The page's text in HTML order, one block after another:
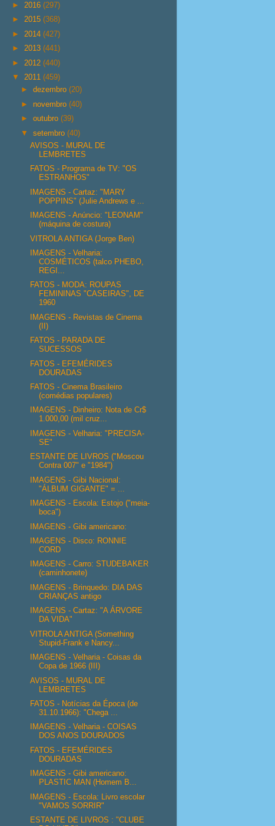
► 2016 (297)
► 2015 (368)
► 2014 (427)
► 2013 (441)
► 2012 (440)
▼ 2011 (459)
►dezembro(20)
► novembro(40)
►outubro(39)
▼setembro(40)
AVISOS - MURAL DE
LEMBRETES
FATOS - Programa de TV: "OS
ESTRANHOS"
IMAGENS - Cartaz: "MARY
POPPINS" (Julie Andrews e ...
IMAGENS - Anúncio: "LEONAM"
(máquina de costura)
VITROLA ANTIGA (Jorge Ben)
IMAGENS - Velharia:
COSMÉTICOS (talco PHEBO,
REGI...
FATOS - MODA: ROUPAS
FEMININAS "CASEIRAS", DE
1960
IMAGENS - Revistas de Cinema
(II)
FATOS - PARADA DE
SUCESSOS
FATOS - EFEMÉRIDES
DOURADAS
FATOS - Cinema Brasileiro
(comédias populares)
IMAGENS - Dinheiro: Nota de Cr$
1.000,00 (mil cruz...
IMAGENS - Velharia: "PRECISA-
SE"
ESTANTE DE LIVROS ("Moscou
Contra 007" e "1984")
IMAGENS - Gibi Nacional:
"ÁLBUM GIGANTE" = ...
IMAGENS - Escola: Estojo ("meia-
boca")
IMAGENS - Gibi americano:
IMAGENS - Disco: RONNIE
CORD
IMAGENS - Carro: STUDEBAKER
(caminhonete)
IMAGENS - Brinquedo: DIA DAS
CRIANÇAS antigo
IMAGENS - Cartaz: "A ÁRVORE
DA VIDA"
VITROLA ANTIGA (Something
Stupid-Frank e Nancy...
IMAGENS - Velharia - Coisas da
Copa de 1966 (III)
AVISOS - MURAL DE
LEMBRETES
FATOS - Notícias da Época (de
31.10.1966): "Chega ...
IMAGENS - Velharia - COISAS
DOS ANOS DOURADOS
FATOS - EFEMÉRIDES
DOURADAS
IMAGENS - Gibi americano:
PLASTIC MAN (Homem B...
IMAGENS - Escola: Livro escolar
"VAMOS SORRIR"
ESTANTE DE LIVROS : "CLUBE